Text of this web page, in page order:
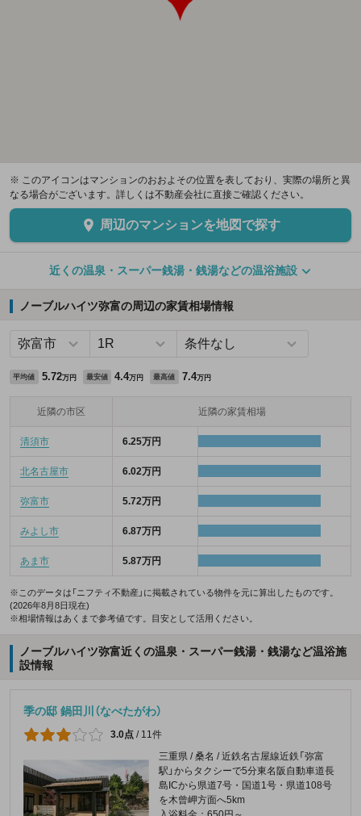
※ このアイコンはマンションのおおよその位置を表しており、実際の場所と異
なる場合がございます。詳しくは不動産会社に直接ご確認ください。
周辺のマンションを地図で探す
近くの温泉・スーパー銭湯・銭湯などの温浴施設
ノーブルハイツ弥富の周辺の家賃相場情報
平均値 5.72万円 最安値 4.4万円 最高値 7.4万円
近隣の市区 近隣の家賃相場
清須市 6.25万円
北名古屋市 6.02万円
弥富市 5.72万円
みよし市 6.87万円
あま市 5.87万円
※このデータは「ニフティ不動産」に掲載されている物件を元に算出したものです。
(2026年8月8日現在)
※相場情報はあくまで参考値です。目安として活用ください。
ノーブルハイツ弥富近くの温泉・スーパー銭湯・銭湯など温浴施
設情報
季の邸 鍋田川（なべたがわ）
3.0点 / 11件
三重県 / 桑名 / 近鉄名古屋線近鉄「弥富
駅」からタクシーで5分東名阪自動車道長
島ICから県道7号・国道1号・県道108号
を木曾岬方面へ5km